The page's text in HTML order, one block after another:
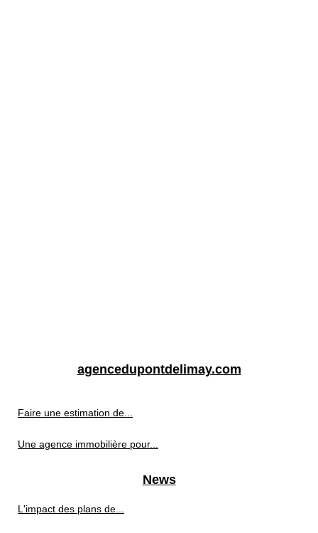
agencedupontdelimay.com
Faire une estimation de...
Une agence immobilière pour...
News
L'impact des plans de...